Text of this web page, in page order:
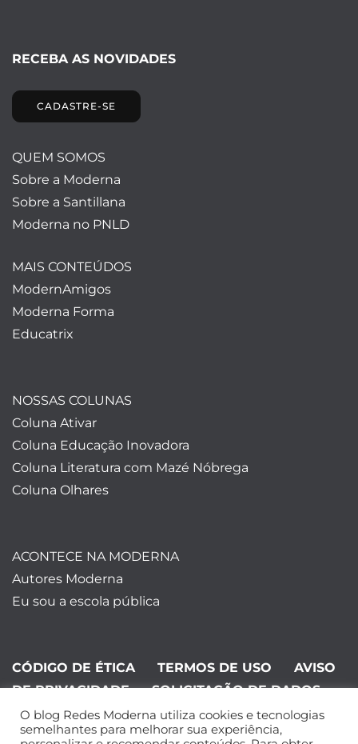
RECEBA AS NOVIDADES
CADASTRE-SE
QUEM SOMOS
Sobre a Moderna
Sobre a Santillana
Moderna no PNLD
MAIS CONTEÚDOS
ModernAmigos
Moderna Forma
Educatrix
NOSSAS COLUNAS
Coluna Ativar
Coluna Educação Inovadora
Coluna Literatura com Mazé Nóbrega
Coluna Olhares
ACONTECE NA MODERNA
Autores Moderna
Eu sou a escola pública
CÓDIGO DE ÉTICA TERMOS DE USO
AVISO
DE PRIVACIDADE
SOLICITAÇÃO DE DADOS
©Editora Moderna 2024. Todos os
O blog Redes Moderna utiliza cookies e tecnologias
semelhantes para melhorar sua experiência,